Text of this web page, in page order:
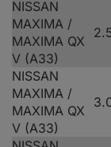
NISSAN
MAXIMA /
MAXIMA QX
V (A33)
NISSAN
MAXIMA /
MAXIMA QX
V (A33)